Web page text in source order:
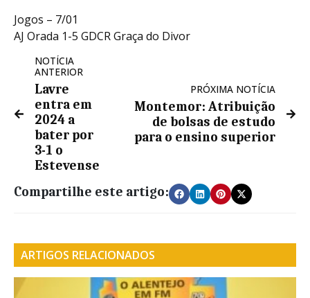
Jogos – 7/01
AJ Orada 1-5 GDCR Graça do Divor
NOTÍCIA
ANTERIOR
Lavre
entra em
2024 a
bater por
3-1 o
Estevense
PRÓXIMA NOTÍCIA
Montemor: Atribuição
de bolsas de estudo
para o ensino superior
Compartilhe este artigo:
ARTIGOS RELACIONADOS